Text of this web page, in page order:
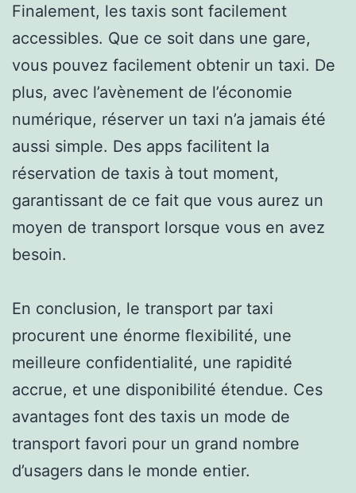
Finalement, les taxis sont facilement
accessibles. Que ce soit dans une gare,
vous pouvez facilement obtenir un taxi. De
plus, avec l’avènement de l’économie
numérique, réserver un taxi n’a jamais été
aussi simple. Des apps facilitent la
réservation de taxis à tout moment,
garantissant de ce fait que vous aurez un
moyen de transport lorsque vous en avez
besoin.
En conclusion, le transport par taxi
procurent une énorme flexibilité, une
meilleure confidentialité, une rapidité
accrue, et une disponibilité étendue. Ces
avantages font des taxis un mode de
transport favori pour un grand nombre
d’usagers dans le monde entier.